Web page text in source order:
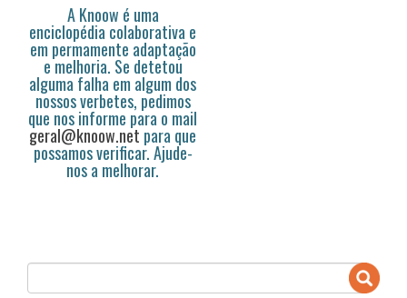
A Knoow é uma
enciclopédia colaborativa e
em permamente adaptação
e melhoria. Se detetou
alguma falha em algum dos
nossos verbetes, pedimos
que nos informe para o mail
geral@knoow.net para que
possamos verificar. Ajude-
nos a melhorar.